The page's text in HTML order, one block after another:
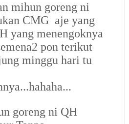
mihun goreng ni
CMG aje yang
yang menengoknya
pon terikut
minggu hari tu
goreng ni QH